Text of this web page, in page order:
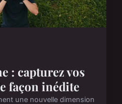
: capturez vos
façon inédite
une nouvelle dimension